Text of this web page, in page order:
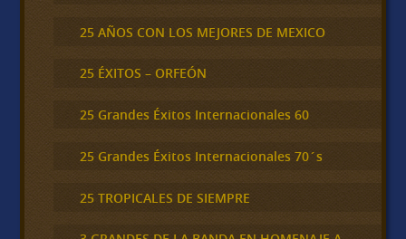
25 AÑOS CON LOS MEJORES DE MEXICO
25 ÉXITOS – ORFEÓN
25 Grandes Éxitos Internacionales 60
25 Grandes Éxitos Internacionales 70´s
25 TROPICALES DE SIEMPRE